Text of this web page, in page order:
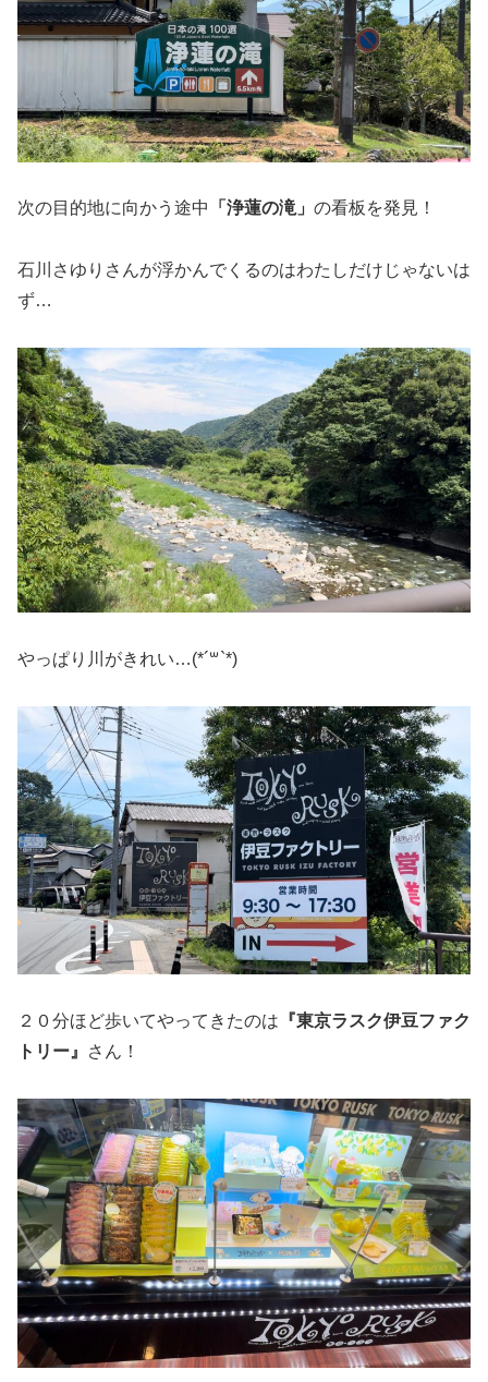
次の目的地に向かう途中 「浄蓮の滝」 の看板を発見！
石川さゆりさんが浮かんでくるのはわたしだけじゃないは
ず…
やっぱり川がきれい…(*´꒳`*)
２０分ほど歩いてやってきたのは 『東京ラスク伊豆ファク
トリー』
さん！